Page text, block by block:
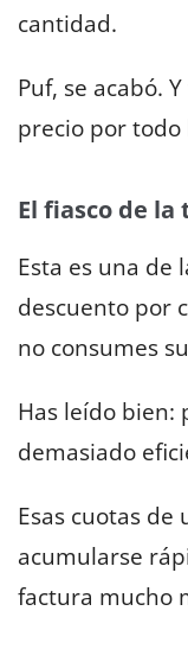
cantidad.
Puf, se acabó.
precio por todo
El fiasco de
Esta es una de
descuento por
no consumes
Has leído bien:
demasiado
Esas cuotas
acumularse
factura mucho